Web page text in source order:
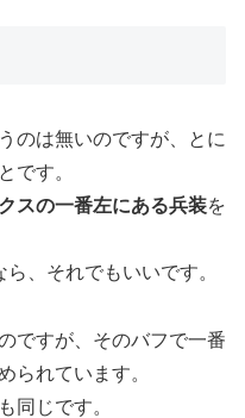
のは無いのですが、とに
です。
スの一番左にある兵装を
、それでもいいです。
ですが、そのバフで一番
られています。
同じです。